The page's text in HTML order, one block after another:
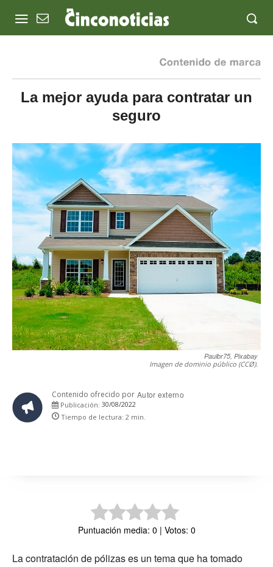
La mejor ayuda para contratar un
seguro
Paulbr75, Pixabay
Imagen de dominio público (CCØ).
Contenido ofrecido por Autor externo
Publicación: 30/08/2022
Tiempo de lectura: 2 min.
Puntuación media: 0 | Votos: 0
La contratación de pólizas es un tema que ha tomado